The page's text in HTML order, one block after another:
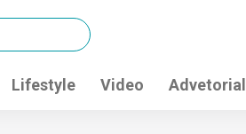
Lifestyle Video Advetorial